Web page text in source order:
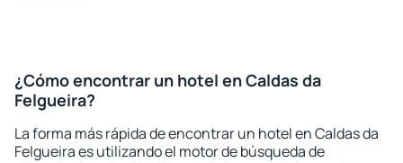
¿Cómo encontrar un hotel en Caldas da
Felgueira?
La forma más rápida de encontrar un hotel en Caldas da
Felgueira es utilizando el motor de búsqueda de